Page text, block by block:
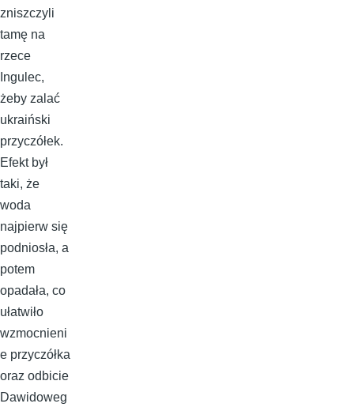
zniszczyli
tamę na
rzece
Ingulec,
żeby zalać
ukraiński
przyczółek.
Efekt był
taki, że
woda
najpierw się
podniosła, a
potem
opadała, co
ułatwiło
wzmocnieni
e przyczółka
oraz odbicie
Dawidoweg